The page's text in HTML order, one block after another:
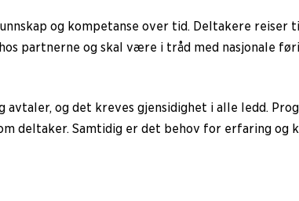
og kompetanse over tid. Deltakere
partnerne og skal være i tråd med nasjonale
og det kreves gjensidighet i alle ledd.
deltaker. Samtidig er det behov for erfaring